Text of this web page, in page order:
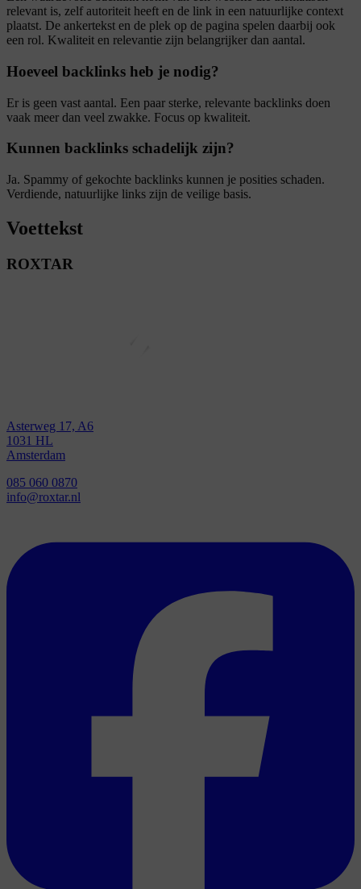
relevant is, zelf autoriteit heeft en de link in een natuurlijke context
plaatst. De ankertekst en de plek op de pagina spelen daarbij ook
een rol. Kwaliteit en relevantie zijn belangrijker dan aantal.
Hoeveel backlinks heb je nodig?
Er is geen vast aantal. Een paar sterke, relevante backlinks doen
vaak meer dan veel zwakke. Focus op kwaliteit.
Kunnen backlinks schadelijk zijn?
Ja. Spammy of gekochte backlinks kunnen je posities schaden.
Verdiende, natuurlijke links zijn de veilige basis.
Voettekst
ROXTAR
Asterweg 17, A6
1031 HL
Amsterdam
085 060 0870
info@roxtar.nl